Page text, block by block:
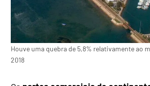
Houve uma quebra de 5,8% relativamente ao
2018